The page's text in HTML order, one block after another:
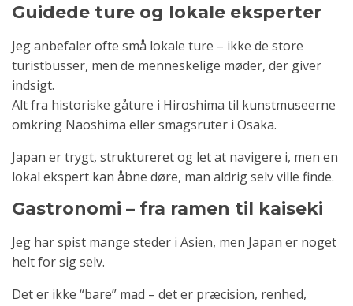
Guidede ture og lokale eksperter
Jeg anbefaler ofte små lokale ture – ikke de store
turistbusser, men de menneskelige møder, der giver
indsigt.
Alt fra historiske gåture i Hiroshima til kunstmuseerne
omkring Naoshima eller smagsruter i Osaka.
Japan er trygt, struktureret og let at navigere i, men en
lokal ekspert kan åbne døre, man aldrig selv ville finde.
Gastronomi – fra ramen til kaiseki
Jeg har spist mange steder i Asien, men Japan er noget
helt for sig selv.
Det er ikke “bare” mad – det er præcision, renhed,